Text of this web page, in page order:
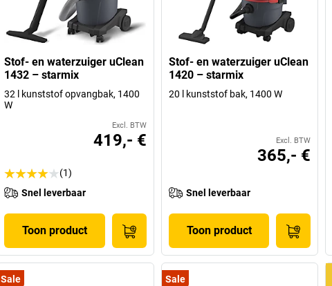
Stof- en waterzuiger uClean
1432 – starmix
32 l kunststof opvangbak, 1400
W
Excl. BTW
419,- €
(1)
Snel leverbaar
Toon product
Stof- en waterzuiger uClean
1420 – starmix
20 l kunststof bak, 1400 W
Excl. BTW
365,- €
Snel leverbaar
Toon product
Sale Sale